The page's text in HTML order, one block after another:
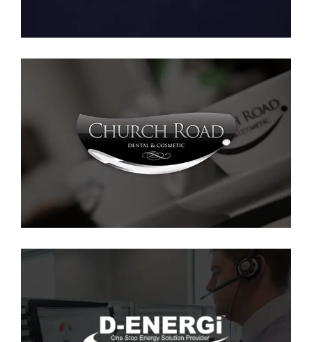
Cheadle Facial Aesthetics
SEO·SMM·WEB
D-Energi